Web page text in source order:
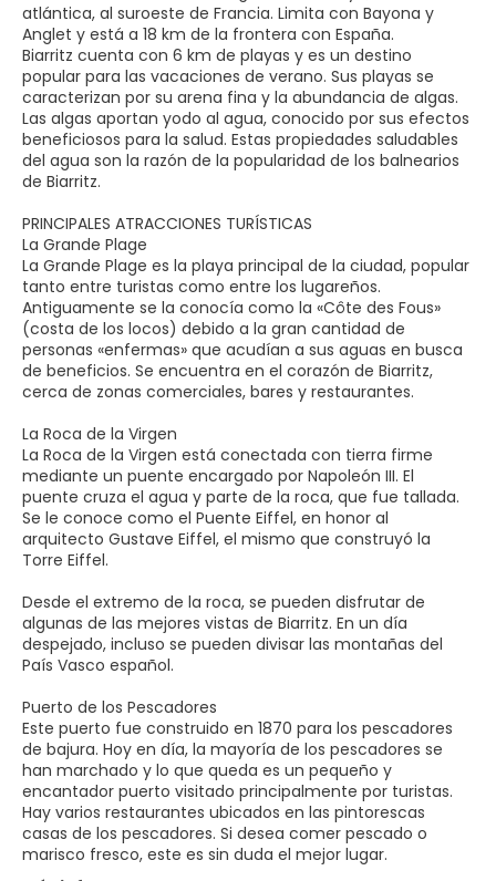
atlántica, al suroeste de Francia. Limita con Bayona y
Anglet y está a 18 km de la frontera con España.
Biarritz cuenta con 6 km de playas y es un destino
popular para las vacaciones de verano. Sus playas se
caracterizan por su arena fina y la abundancia de algas.
Las algas aportan yodo al agua, conocido por sus efectos
beneficiosos para la salud. Estas propiedades saludables
del agua son la razón de la popularidad de los balnearios
de Biarritz.
PRINCIPALES ATRACCIONES TURÍSTICAS
La Grande Plage
La Grande Plage es la playa principal de la ciudad, popular
tanto entre turistas como entre los lugareños.
Antiguamente se la conocía como la «Côte des Fous»
(costa de los locos) debido a la gran cantidad de
personas «enfermas» que acudían a sus aguas en busca
de beneficios. Se encuentra en el corazón de Biarritz,
cerca de zonas comerciales, bares y restaurantes.
La Roca de la Virgen
La Roca de la Virgen está conectada con tierra firme
mediante un puente encargado por Napoleón III. El
puente cruza el agua y parte de la roca, que fue tallada.
Se le conoce como el Puente Eiffel, en honor al
arquitecto Gustave Eiffel, el mismo que construyó la
Torre Eiffel.
Desde el extremo de la roca, se pueden disfrutar de
algunas de las mejores vistas de Biarritz. En un día
despejado, incluso se pueden divisar las montañas del
País Vasco español.
Puerto de los Pescadores
Este puerto fue construido en 1870 para los pescadores
de bajura. Hoy en día, la mayoría de los pescadores se
han marchado y lo que queda es un pequeño y
encantador puerto visitado principalmente por turistas.
Hay varios restaurantes ubicados en las pintorescas
casas de los pescadores. Si desea comer pescado o
marisco fresco, este es sin duda el mejor lugar.